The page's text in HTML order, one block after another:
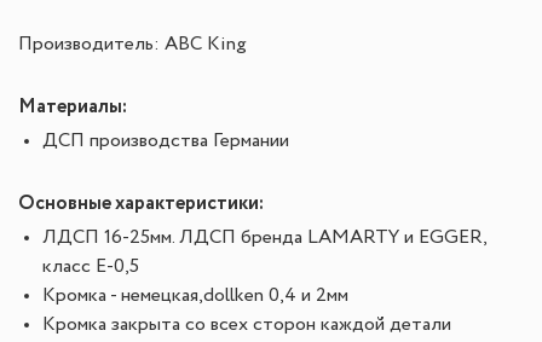
Производитель: ABC King
Материалы:
ДСП производства Германии
Основные характеристики:
ЛДСП 16-25мм. ЛДСП бренда LAMARTY и EGGER,
класс Е-0,5
Кромка - немецкая,dollken 0,4 и 2мм
Кромка закрыта со всех сторон каждой детали